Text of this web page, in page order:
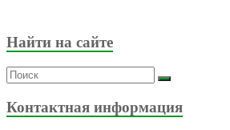
Найти на сайте
Контактная информация